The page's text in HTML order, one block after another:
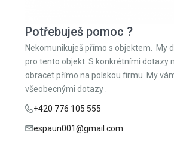
Potřebuješ pomoc ?
Nekomunikuješ přímo s objektem. My
pro tento objekt. S konkrétními dotazy
obracet přímo na polskou firmu. My
všeobecnými dotazy .
+420 776 105 555
espaun001@gmail.com